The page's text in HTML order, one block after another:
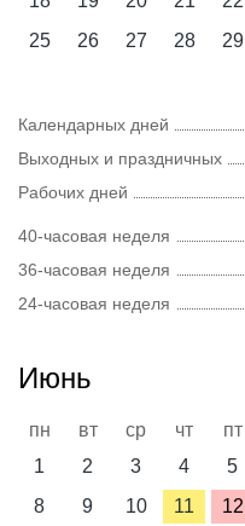
25
26 27 28 29
Календарных дней
Выходных и праздничных
Рабочих дней
40-часовая неделя
36-часовая неделя
24-часовая неделя
Июнь
пн вт ср чт пт
1
2 3 4 5
8
9 10 11 12